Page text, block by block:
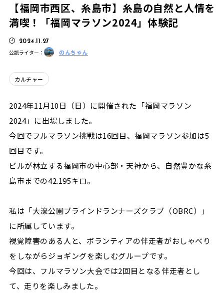
【福岡市西区、糸島市】糸島の自然と人情を
満喫！「福岡マラソン2024」体験記
2024.11.27
公認ライター： のんちゃん
カルチャー
2024年11月10日（日）に開催された「福岡マラソン
2024」に出場しました。
今回でフルマラソン挑戦は16回目、福岡マラソン参加は5
回目です。
ビルが林立する福岡市の中心部・天神から、自然豊かな糸
島市までの42.195キロ。
私は「大濠公園ブラインドランナーズクラブ（OBRC）」
に所属しています。
視覚障害のある人と、ボランティアの伴走者がおしゃべり
をしながらジョギングを楽しむグループです。
今回は、フルマラソン大会では2回目となる伴走者とし
て、走りを楽しみました。